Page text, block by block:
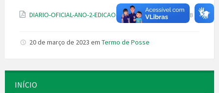
Anexos
DIARIO-OFICIAL-ANO-2-EDICAO-0047-ARAPIRACA.pdf Tamanho
do
1 MB
20 de março de 2023 em Termo de Posse
INÍCIO